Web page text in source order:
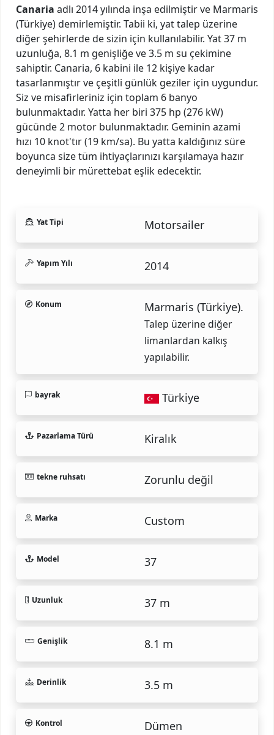
Canaria adlı 2014 yılında inşa edilmiştir ve Marmaris
(Türkiye) demirlemiştir. Tabii ki, yat talep üzerine
diğer şehirlerde de sizin için kullanılabilir. Yat 37 m
uzunluğa, 8.1 m genişliğe ve 3.5 m su çekimine
sahiptir. Canaria, 6 kabini ile 12 kişiye kadar
tasarlanmıştır ve çeşitli günlük geziler için uygundur.
Siz ve misafirleriniz için toplam 6 banyo
bulunmaktadır. Yatta her biri 375 hp (276 kW)
gücünde 2 motor bulunmaktadır. Geminin azami
hızı 10 knot'tır (19 km/sa). Bu yatta kaldığınız süre
boyunca size tüm ihtiyaçlarınızı karşılamaya hazır
deneyimli bir mürettebat eşlik edecektir.
Yat Tipi Motorsailer
Yapım Yılı 2014
Konum Marmaris (Türkiye).
Talep üzerine diğer
limanlardan kalkış
yapılabilir.
bayrak Türkiye
Pazarlama Türü Kiralık
tekne ruhsatı Zorunlu değil
Marka Custom
Model 37
Uzunluk 37 m
Genişlik 8.1 m
Derinlik 3.5 m
Kontrol Dümen